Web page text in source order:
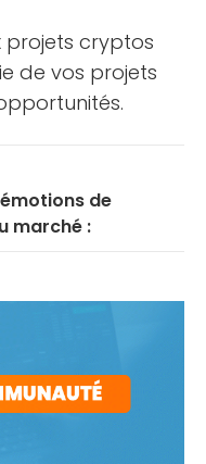
projets cryptos
de vos projets
de
marché :